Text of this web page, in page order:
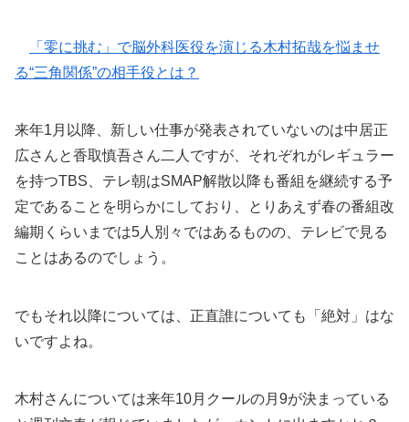
「零に挑む」で脳外科医役を演じる木村拓哉を悩ませ
る“三角関係”の相手役とは？
来年1月以降、新しい仕事が発表されていないのは中居正
広さんと香取慎吾さん二人ですが、それぞれがレギュラー
を持つTBS、テレ朝はSMAP解散以降も番組を継続する予
定であることを明らかにしており、とりあえず春の番組改
編期くらいまでは5人別々ではあるものの、テレビで見る
ことはあるのでしょう。
でもそれ以降については、正直誰についても「絶対」はな
いですよね。
木村さんについては来年10月クールの月9が決まっている